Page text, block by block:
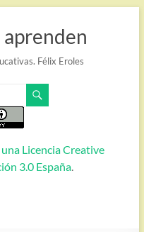
aprenden
Félix Eroles
Licencia Creative
3.0 España.